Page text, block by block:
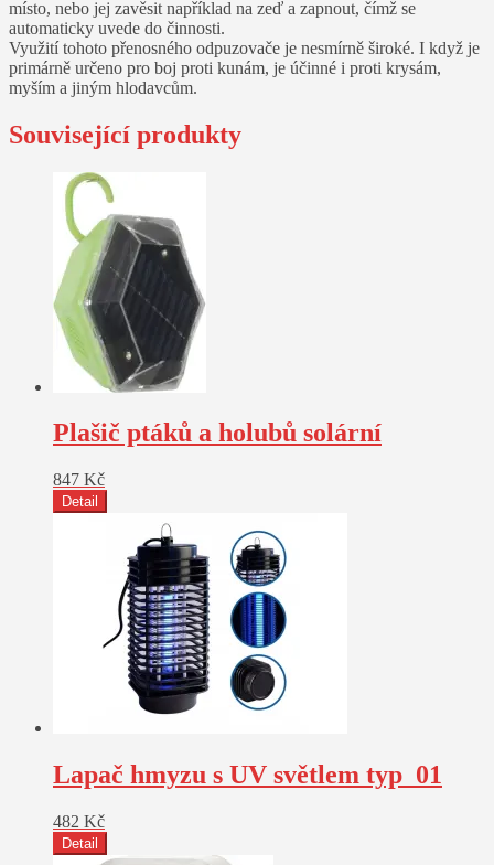
místo, nebo jej zavěsit například na zeď a zapnout, čímž se
automaticky uvede do činnosti.
Využití tohoto přenosného odpuzovače je nesmírně široké. I když je
primárně určeno pro boj proti kunám, je účinné i proti krysám,
myším a jiným hlodavcům.
Související produkty
Plašič ptáků a holubů solární
847 Kč
Detail
Lapač hmyzu s UV světlem typ_01
482 Kč
Detail